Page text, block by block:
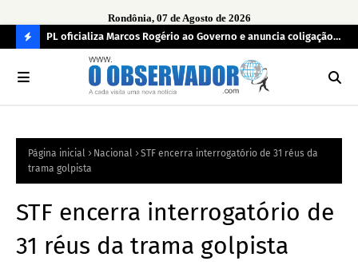
Rondônia, 07 de Agosto de 2026
O
R
PL oficializa Marcos Rogério ao Governo e anuncia coligação
com cinco partidos em Rondônia
Página inicial Nacional
STF encerra interrogatório de 31 réus da
trama golpista
STF encerra interrogatório de
31 réus da trama golpista